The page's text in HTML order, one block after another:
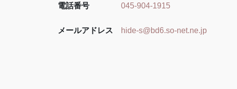
電話番号 045-904-1915
メールアドレス hide-s@bd6.so-net.ne.jp